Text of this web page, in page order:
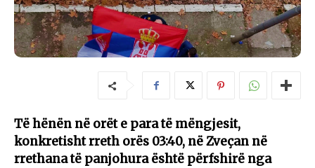
Të hënën në orët e para të mëngjesit,
konkretisht rreth orës 03:40, në Zveçan në
rrethana të panjohura është përfshirë nga